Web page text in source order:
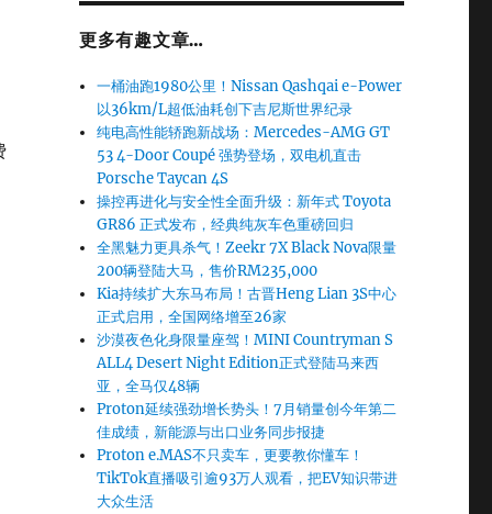
更多有趣文章…
一桶油跑1980公里！Nissan Qashqai e-Power
以36km/L超低油耗创下吉尼斯世界纪录
纯电高性能轿跑新战场：Mercedes-AMG GT
53 4-Door Coupé 强势登场，双电机直击
Porsche Taycan 4S
操控再进化与安全性全面升级：新年式 Toyota
GR86 正式发布，经典纯灰车色重磅回归
全黑魅力更具杀气！Zeekr 7X Black Nova限量
200辆登陆大马，售价RM235,000
Kia持续扩大东马布局！古晋Heng Lian 3S中心
正式启用，全国网络增至26家
沙漠夜色化身限量座驾！MINI Countryman S
ALL4 Desert Night Edition正式登陆马来西
亚，全马仅48辆
Proton延续强劲增长势头！7月销量创今年第二
佳成绩，新能源与出口业务同步报捷
Proton e.MAS不只卖车，更要教你懂车！
TikTok直播吸引逾93万人观看，把EV知识带进
大众生活